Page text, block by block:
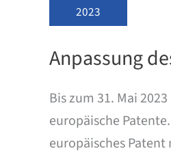
2023
Anpassung
Bis zum 31. Mai
europäische
europäisches